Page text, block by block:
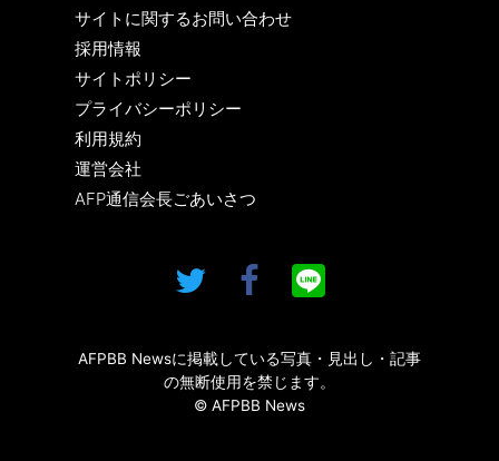
サイトに関するお問い合わせ
採用情報
サイトポリシー
プライバシーポリシー
利用規約
運営会社
AFP通信会長ごあいさつ
AFPBB Newsに掲載している写真・見出し・記事
の無断使用を禁じます。
© AFPBB News